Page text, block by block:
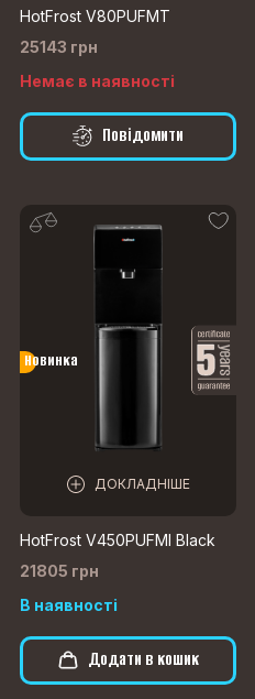
HotFrost V80PUFMT
25143 грн
Немає в наявності
Повідомити
Новинка
ДОКЛАДНІШЕ
HotFrost V450PUFMI Black
21805 грн
В наявності
Додати в кошик